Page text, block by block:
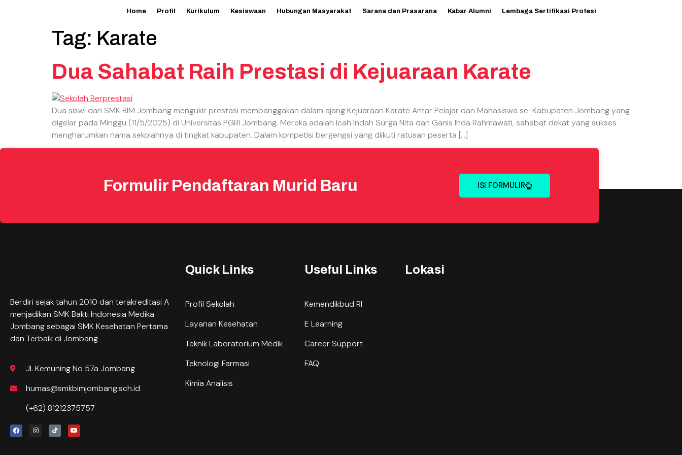
Home Profil Kurikulum Kesiswaan Hubungan Masyarakat Sarana dan Prasarana Kabar Alumni Lembaga Sertifikasi Profesi
Tag: Karate
Dua Sahabat Raih Prestasi di Kejuaraan Karate
Dua siswi dari SMK BIM Jombang mengukir prestasi membanggakan dalam ajang Kejuaraan Karate Antar Pelajar dan Mahasiswa se-Kabupaten Jombang yang
digelar pada Minggu (11/5/2025) di Universitas PGRI Jombang. Mereka adalah Icah Indah Surga Nita dan Ganis Ihda Rahmawati, sahabat dekat yang sukses
mengharumkan nama sekolahnya di tingkat kabupaten. Dalam kompetisi bergengsi yang diikuti ratusan peserta […]
Formulir Pendaftaran Murid Baru ISI FORMULIR
Berdiri sejak tahun 2010 dan terakreditasi A
menjadikan SMK Bakti Indonesia Medika
Jombang sebagai SMK Kesehatan Pertama
dan Terbaik di Jombang
Jl. Kemuning No 57a Jombang
humas@smkbimjombang.sch.id
(+62) 81212375757
Quick Links
Profil Sekolah
Layanan Kesehatan
Teknik Laboratorium Medik
Teknologi Farmasi
Kimia Analisis
Useful Links
Kemendikbud RI
E Learning
Career Support
FAQ
Lokasi